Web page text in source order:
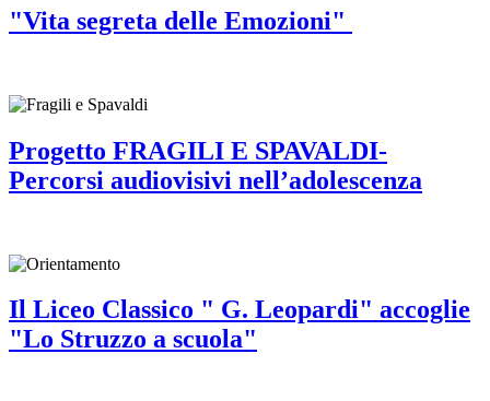
"Vita segreta delle Emozioni"
Progetto FRAGILI E SPAVALDI-
Percorsi audiovisivi nell’adolescenza
Il Liceo Classico " G. Leopardi" accoglie
"Lo Struzzo a scuola"